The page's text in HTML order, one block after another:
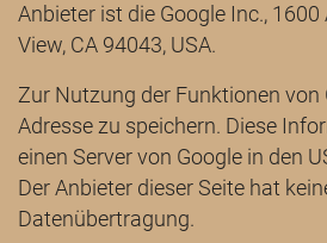
Anbieter ist die Google Inc.,
View, CA 94043, USA.
Zur Nutzung der Funktionen
Adresse zu speichern. Diese
einen Server von Google in den
Der Anbieter dieser Seite hat
Datenübertragung.